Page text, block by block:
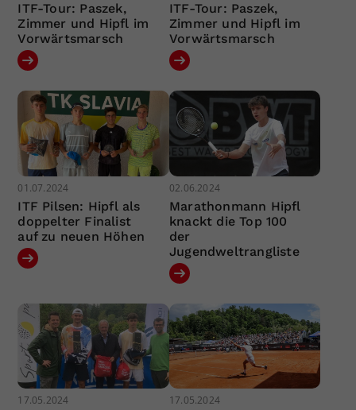
ITF-Tour: Paszek,
Zimmer und Hipfl im
Vorwärtsmarsch
ITF-Tour: Paszek,
Zimmer und Hipfl im
Vorwärtsmarsch
01.07.2024
ITF Pilsen: Hipfl als
doppelter Finalist
auf zu neuen Höhen
02.06.2024
Marathonmann Hipfl
knackt die Top 100
der
Jugendweltrangliste
17.05.2024 17.05.2024